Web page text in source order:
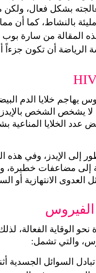
أن تكون جزءاً
الانتهازية أو
والتي تشمل:
السوائل الجسدية